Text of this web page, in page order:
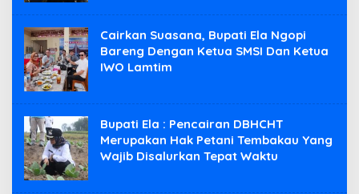
Cairkan Suasana, Bupati Ela Ngopi
Bareng Dengan Ketua SMSI Dan Ketua
IWO Lamtim
Bupati Ela : Pencairan DBHCHT
Merupakan Hak Petani Tembakau Yang
Wajib Disalurkan Tepat Waktu